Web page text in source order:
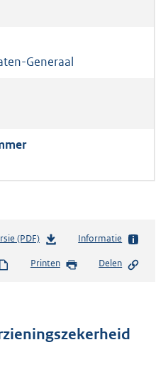
Generaal
(PDF)b
s
s
Informatie
Printen Delen